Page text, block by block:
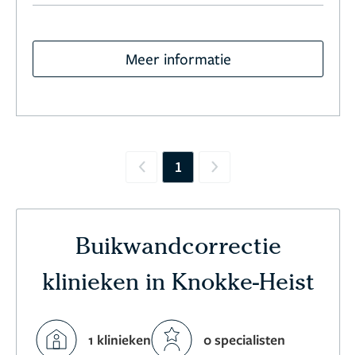
Meer informatie
Previous
1 Next
Buikwandcorrectie
klinieken in Knokke-Heist
1 klinieken 0 specialisten